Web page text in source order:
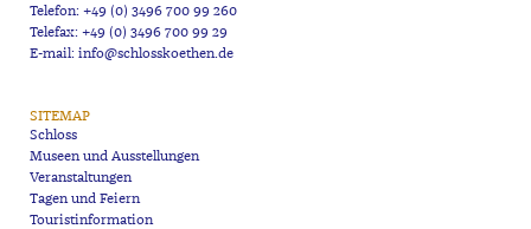
Telefon: +49 (0) 3496 700 99 260
Telefax: +49 (0) 3496 700 99 29
E-mail: info@schlosskoethen.de
SITEMAP
Schloss
Museen und Ausstellungen
Veranstaltungen
Tagen und Feiern
Touristinformation